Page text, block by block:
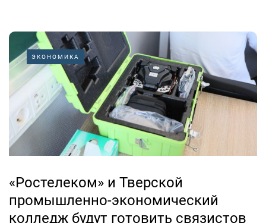
ЭКОНОМИКА
«Ростелеком» и Тверской
промышленно-экономический
колледж будут готовить связистов